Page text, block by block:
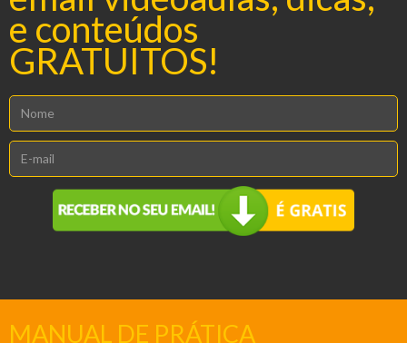
e conteúdos
GRATUITOS!
MANUAL DE PRÁTICA